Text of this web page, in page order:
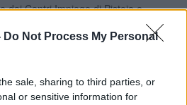
Do Not Process My Personal
sale, sharing to third parties, or
or sensitive information for
dai Centri Impiego di Pistoia e
del 2025 (dal 07 dicembre 2025 al 13
indeterminato e determinato ed